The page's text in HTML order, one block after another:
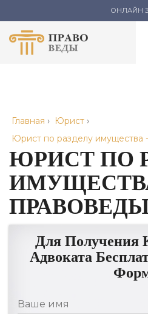
ОНЛАЙН
Главная › Юрист ›
Юрист по разделу имущества
ЮРИСТ ПО
Для Получения
Адвоката